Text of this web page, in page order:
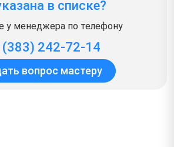
в списке?
у менеджера по телефону
(383) 242-72-14
вопрос мастеру